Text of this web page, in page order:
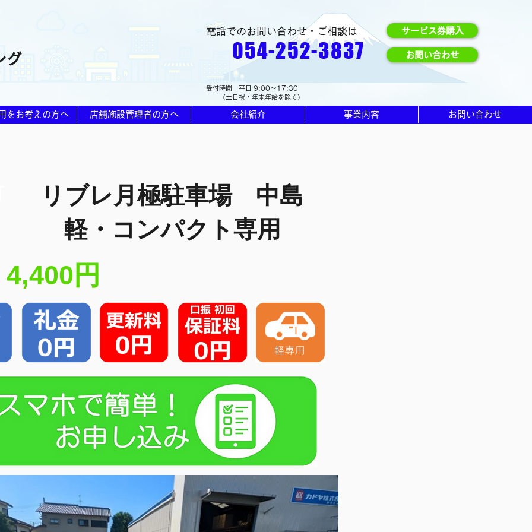
グ
電話でのお問い合わせ・ご相談は
054-252-3837
サービス券購入
お問い合わせ
受付時間 平日 9:00～17:30
（土日祝・年末年始を除く）
をお考えの方へ 店舗施設管理者の方へ 会社紹介 事業内容 お問い合わせ
リブレ月極駐車場 中島
軽・コンパクト専用
4,400円